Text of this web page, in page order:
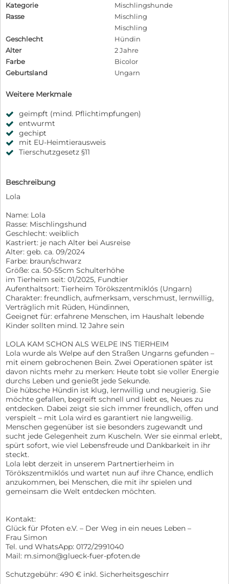
Kategorie
Mischlingshunde
Rasse
Mischling
Mischling
Geschlecht
Hündin
Alter
2 Jahre
Farbe
Bicolor
Geburtsland
Ungarn
Weitere Merkmale
geimpft (mind. Pflichtimpfungen)
entwurmt
gechipt
mit EU-Heimtierausweis
Tierschutzgesetz §11
Beschreibung
Lola
Name: Lola
Rasse: Mischlingshund
Geschlecht: weiblich
Kastriert: je nach Alter bei Ausreise
Alter: geb. ca. 09/2024
Farbe: braun/schwarz
Größe: ca. 50-55cm Schulterhöhe
im Tierheim seit: 01/2025, Fundtier
Aufenthaltsort: Tierheim Törökszentmiklós (Ungarn)
Charakter: freundlich, aufmerksam, verschmust, lernwillig,
Verträglich mit Rüden, Hündinnen,
Geeignet für: erfahrene Menschen, im Haushalt lebende
Kinder sollten mind. 12 Jahre sein
LOLA KAM SCHON ALS WELPE INS TIERHEIM
Lola wurde als Welpe auf den Straßen Ungarns gefunden –
mit einem gebrochenen Bein. Zwei Operationen später ist
davon nichts mehr zu merken: Heute tobt sie voller Energie
durchs Leben und genießt jede Sekunde.
Die hübsche Hündin ist klug, lernwillig und neugierig. Sie
möchte gefallen, begreift schnell und liebt es, Neues zu
entdecken. Dabei zeigt sie sich immer freundlich, offen und
verspielt – mit Lola wird es garantiert nie langweilig.
Menschen gegenüber ist sie besonders zugewandt und
sucht jede Gelegenheit zum Kuscheln. Wer sie einmal erlebt,
spürt sofort, wie viel Lebensfreude und Dankbarkeit in ihr
steckt.
Lola lebt derzeit in unserem Partnertierheim in
Törökszentmiklós und wartet nun auf ihre Chance, endlich
anzukommen, bei Menschen, die mit ihr spielen und
gemeinsam die Welt entdecken möchten.
Kontakt:
Glück für Pfoten e.V. – Der Weg in ein neues Leben –
Frau Simon
Tel. und WhatsApp: 0172/2991040
Mail: m.simon@glueck-fuer-pfoten.de
Schutzgebühr: 490 € inkl. Sicherheitsgeschirr